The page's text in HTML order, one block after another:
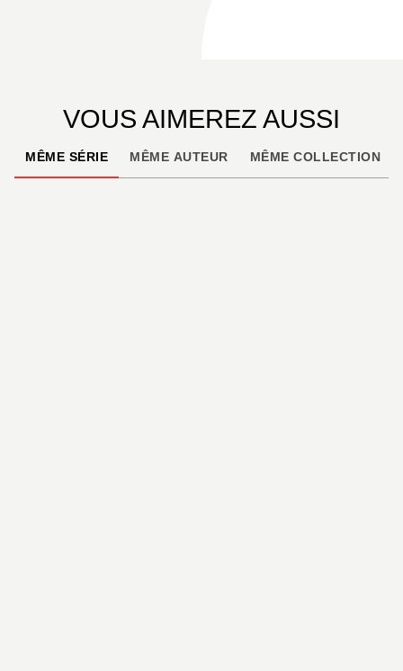
VOUS AIMEREZ AUSSI
MÊME SÉRIE MÊME AUTEUR MÊME COLLECTION